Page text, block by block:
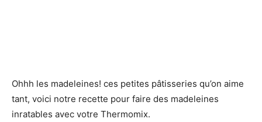
Ohhh les madeleines! ces petites pâtisseries qu’on aime
tant, voici notre recette pour faire des madeleines
inratables avec votre Thermomix.